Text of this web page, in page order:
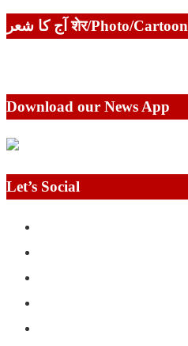
آج کا شعر शेर/Photo/Cartoon
Download our News App
Let’s Social